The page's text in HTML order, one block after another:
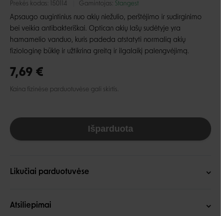
Prekės kodas: 150114 Gamintojas: Stangest
Apsaugo augintinius nuo akių niežulio, perštėjimo ir sudirginimo
bei veikia antibakteriškai. Optican akių lašų sudėtyje yra
hamamelio vanduo, kuris padeda atstatyti normalią akių
fiziologinę būklę ir užtikrina greitą ir ilgalaikį palengvėjimą.
7,69 €
Kaina fizinėse parduotuvėse gali skirtis.
Išparduota
Likučiai parduotuvėse
Atsiliepimai